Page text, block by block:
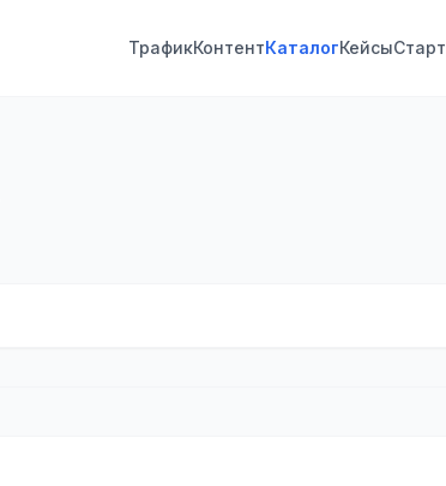
ТрафикКонтентКаталогКейсыСтарт